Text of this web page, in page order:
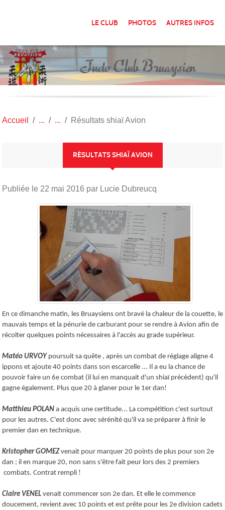
LE CLUB PHOTOS AUTRES INFOS
Accueil Résultats shiaï Avion
RÉSULTATS SHIAÏ AVION
Publiée le 22 mai 2016 par Lucie Dubreucq
En ce dimanche matin, les Bruaysiens ont bravé la chaleur de la couette, le
mauvais temps et la pénurie de carburant pour se rendre à Avion afin de
récolter quelques points nécessaires à l'accès au grade supérieur.
Matéo URVOY poursuit sa quête , après un combat de réglage aligne 4
ippons et ajoute 40 points dans son escarcelle ... Il a eu la chance de
pouvoir faire un 6e combat (il lui en manquait d'un shiaï précédent) qu'il
gagne également. Plus que 20 à glaner pour le 1er dan!
Matthieu POLAN a acquis une certitude... La compétition c'est surtout
pour les autres. C'est donc avec sérénité qu'il va se préparer à finir le
premier dan en technique.
Kristopher GOMEZvenait pour marquer 20 points de plus pour son 2e
dan ; il en marque 20, non sans s'être fait peur lors des 2 premiers
combats. Contrat rempli !
Claire VENEL venait commencer son 2e dan. Et elle le commence
doucement, revient avec 10 points et est prête pour les 2e division cadets